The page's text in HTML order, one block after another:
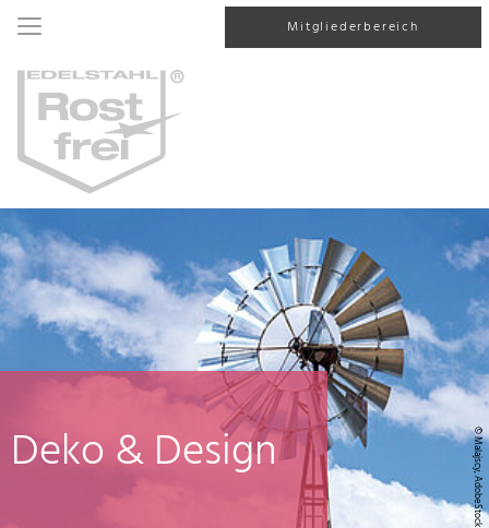
Mitgliederbereich
© Malajscy, AdobeStock
Deko & Design